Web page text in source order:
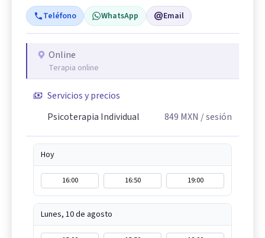
Teléfono WhatsApp Email
Online
Terapia online
Servicios y precios
Psicoterapia Individual
849 MXN / sesión
Hoy
16:00 16:50 19:00
Lunes, 10 de agosto